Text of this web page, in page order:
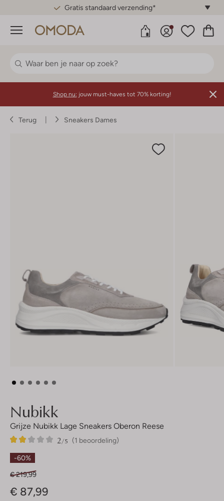
Gratis standaard verzending*
Menu
Shop nu: jouw must-haves tot 70% korting!
Terug Sneakers Dames
Nubikk
Grijze Nubikk Lage Sneakers Oberon Reese
(1 beoordeling)
2/5
1
2
Sterren
-60%
€ 219,99
€ 87,99